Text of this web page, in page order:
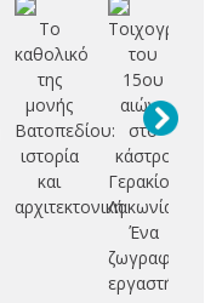
Το
καθολικό
της
μονής
Βατοπεδίου:
ιστορία
και
αρχιτεκτονική
Τοιχογραφίες
του
15ου
αιώνα
στο
κάστρο
Γερακίου
Λακωνίας:
Ένα
ζωγραφικό
εργαστήριο